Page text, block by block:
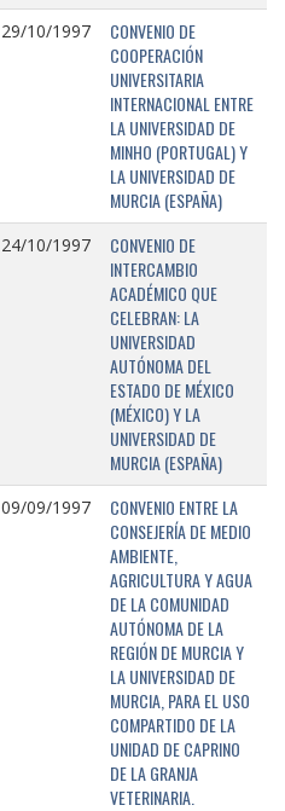
29/10/1997
CONVENIO DE
COOPERACIÓN
UNIVERSITARIA
INTERNACIONAL ENTRE
LA UNIVERSIDAD DE
MINHO (PORTUGAL) Y
LA UNIVERSIDAD DE
MURCIA (ESPAÑA)
24/10/1997
CONVENIO DE
INTERCAMBIO
ACADÉMICO QUE
CELEBRAN: LA
UNIVERSIDAD
AUTÓNOMA DEL
ESTADO DE MÉXICO
(MÉXICO) Y LA
UNIVERSIDAD DE
MURCIA (ESPAÑA)
09/09/1997
CONVENIO ENTRE LA
CONSEJERÍA DE MEDIO
AMBIENTE,
AGRICULTURA Y AGUA
DE LA COMUNIDAD
AUTÓNOMA DE LA
REGIÓN DE MURCIA Y
LA UNIVERSIDAD DE
MURCIA, PARA EL USO
COMPARTIDO DE LA
UNIDAD DE CAPRINO
DE LA GRANJA
VETERINARIA.